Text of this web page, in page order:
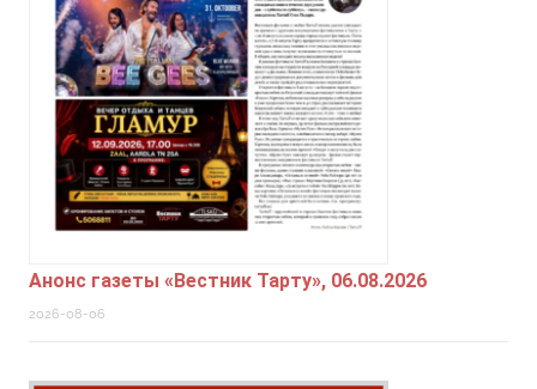
Анонс газеты «Вестник Тарту», 06.08.2026
2026-08-06